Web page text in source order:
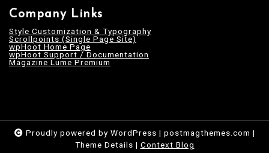
Company Links
Style Customization & Typography
Scrollpoints (Single Page Site)
wpHoot Home Page
wpHoot Support / Documentation
Magazine Lume Premium
Proudly powered by WordPress | postmagthemes.com |
Theme Details | Context Blog